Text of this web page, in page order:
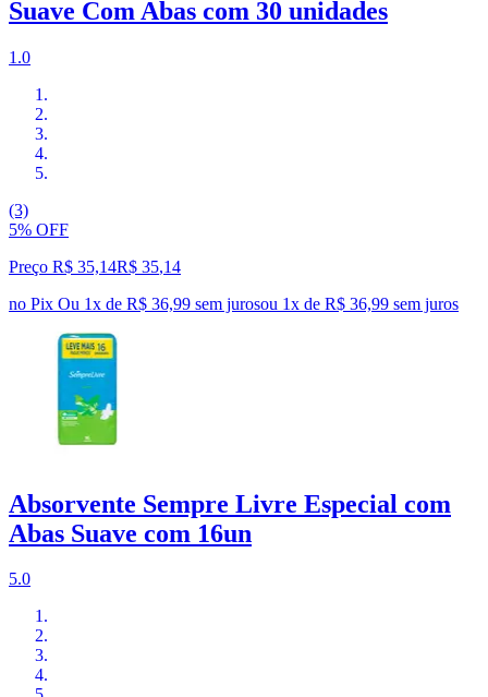
Suave Com Abas com 30 unidades
1.0
(3)
5% OFF
Preço R$ 35,14R$ 35,14
no Pix Ou 1x de R$ 36,99 sem jurosou 1x de R$ 36,99 sem juros
Absorvente Sempre Livre Especial com
Abas Suave com 16un
5.0